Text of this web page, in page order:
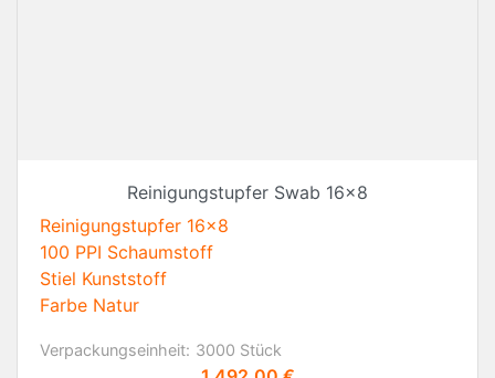
Reinigungstupfer Swab 16x8
Reinigungstupfer 16x8
100 PPI Schaumstoff
Stiel Kunststoff
Farbe Natur
Verpackungseinheit: 3000 Stück